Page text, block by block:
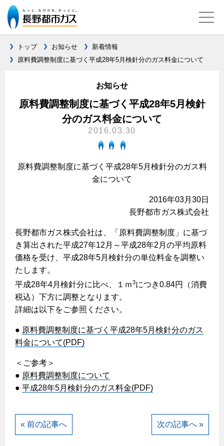
料金表
ご請求とお支払いについて
口座振替によるお支払い
払込書によるスマホアプリでのお支払い
検針について
原料費調整制度について
こんなときは
ガスくさいとき・警報器が鳴ったとき
ガスが出ないとき
ガスメーターの復帰方法
ガス器具が故障したとき
地震のとき
設備別に比較する
ガスコンロとIHクッキングヒーターの比較
調理性
快適性
経済性
ライフスタイルの変化に対応するエコジョーズ
ガス・電気併用住宅とオール電化住宅の比較
20代
30代
60代
オススメの商品一覧
レンジフード
レンジフード
オーブン・炊飯器
オーブン
炊飯器
警報器
バスルーム
キッチンをリフォーム
リフォーム事例紹介
3つのあんしん宣言
テレビCM
スタッフ
リフォームの流れ
リフォームのお知らせ
リフォームについてのお問い合わせ
都市ガスでんき 従量電灯Ｂ
都市ガスでんき 従量電灯Ｃ
都市ガスでんき 低圧電力
電気料金の計算について
ご請求とお支払い
約款
ご契約・お手続き
お申込み
停電時の対応
食育活動について
エコ・クッキング
料理教室レンタル
ホーム お知らせ
お問合わせ・資料請求 ショールーム
情報誌 企業情報
トップ お知らせ
新着情報
原料費調整制度に基づく平成28年5月検針分のガス料金について
お知らせ
原料費調整制度に基づく平成28年5月検針
分のガス料金について
2016.03.30
原料費調整制度に基づく平成28年5月検針分のガス料
金について
2016年03月30日
長野都市ガス株式会社
長野都市ガス株式会社は、「原料費調整制度」に基づ
き算出された平成27年12月～平成28年2月の平均原料
価格を受け、平成28年5月検針分の単位料金を調整い
たします。
平成28年4月検針分に比べ、１ｍ3につき0.84円（消費
税込）下方に調整となります。
詳細は以下をご参照ください。
● 原料費調整制度に基づく平成28年5月検針分のガス
料金について(PDF)
＜ご参考＞
● 原料費調整制度について
● 平成28年5月検針分のガス料金(PDF)
« 前の記事へ 次の記事へ »